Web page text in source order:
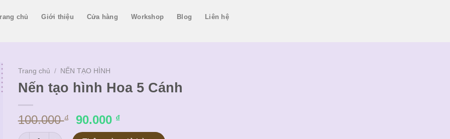
chủ Giới thiệu Cửa hàng Workshop Blog Liên hệ
Trang chủ / NẾN TẠO HÌNH
Nến tạo hình Hoa 5 Cánh
100.000₫
Giá
gốc
90.000 ₫Giá
hiện
Nến tạo hình Hoa 5 Cánh số lượng